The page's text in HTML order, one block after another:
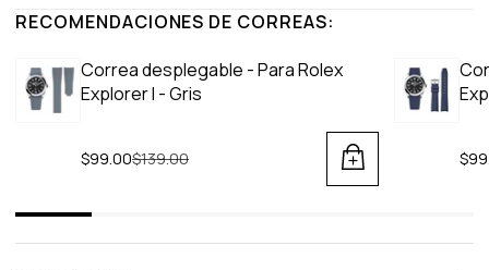
RECOMENDACIONES DE CORREAS:
Correa desplegable - Para Rolex
Explorer I - Gris
$99.00Regular price
$139.00